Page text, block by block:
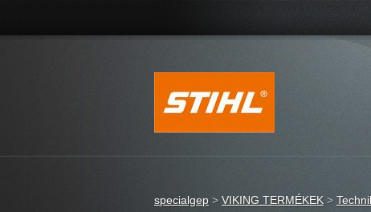
specialgep > VIKING TERMÉKEK >